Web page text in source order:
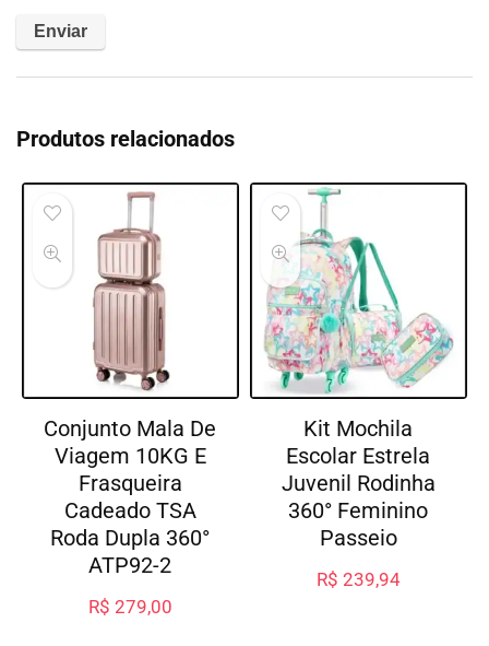
Produtos relacionados
Conjunto Mala De
Viagem 10KG E
Frasqueira
Cadeado TSA
Roda Dupla 360°
ATP92-2
R$ 279,00
Kit Mochila
Escolar Estrela
Juvenil Rodinha
360° Feminino
Passeio
R$ 239,94